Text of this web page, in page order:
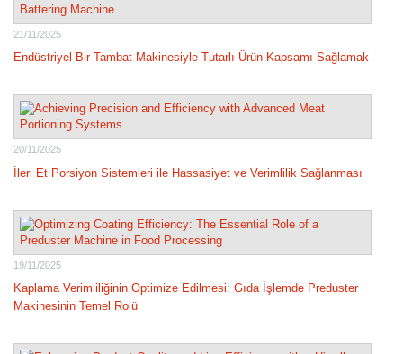
21/11/2025
Endüstriyel Bir Tambat Makinesiyle Tutarlı Ürün Kapsamı Sağlamak
20/11/2025
İleri Et Porsiyon Sistemleri ile Hassasiyet ve Verimlilik Sağlanması
19/11/2025
Kaplama Verimliliğinin Optimize Edilmesi: Gıda İşlemde Preduster
Makinesinin Temel Rolü